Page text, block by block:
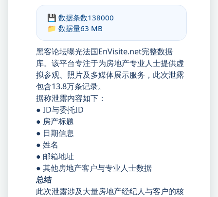
💾 数据条数138000
📁 数据量63 MB
黑客论坛曝光法国EnVisite.net完整数据
库。该平台专注于为房地产专业人士提供虚
拟参观、照片及多媒体展示服务，此次泄露
包含13.8万条记录。
据称泄露内容如下：
● ID与委托ID
● 房产标题
● 日期信息
● 姓名
● 邮箱地址
● 其他房地产客户与专业人士数据
总结
此次泄露涉及大量房地产经纪人与客户的核